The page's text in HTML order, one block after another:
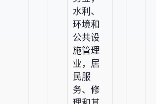
水利、
环境和
公共设
施管理
业，居
民服
务、修